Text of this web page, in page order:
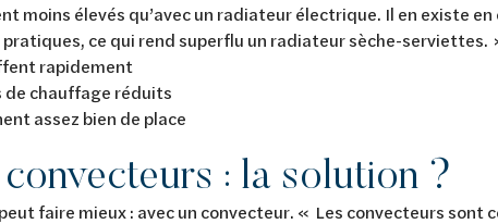
moins élevés qu’avec un radiateur électrique. Il en existe
pratiques, ce qui rend superflu un radiateur sèche-serviettes.
rapidement
chauffage réduits
assez bien de place
: la solution ?
faire mieux : avec un convecteur. « Les convecteurs sont